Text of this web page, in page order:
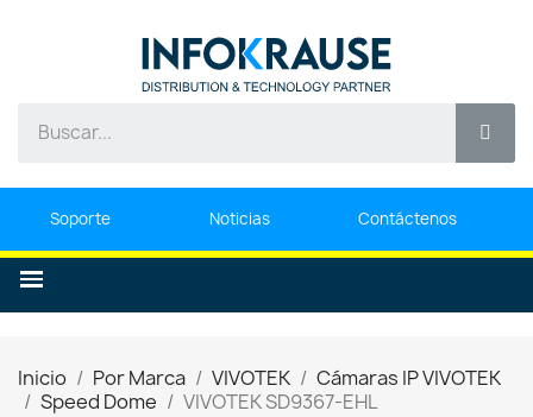
Soporte Noticias Contáctenos
Inicio Por Marca VIVOTEK
Cámaras IP VIVOTEK
Speed Dome
VIVOTEK SD9367-EHL